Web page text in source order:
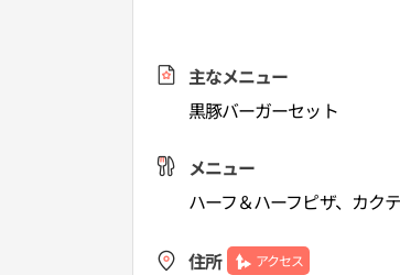
主なメニュー
黒豚バーガーセット
メニュー
ハーフ＆ハーフピザ、カク
住所 アクセス